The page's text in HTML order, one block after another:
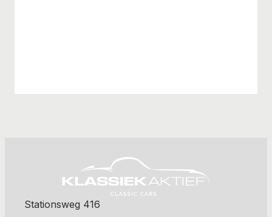
Stationsweg 416